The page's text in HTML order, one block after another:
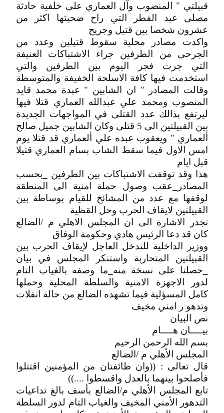
ﻗﺒﻴﻠﺘﻲ " ﺍﻟﻤﻨﺼﻮﺏ ﻭآل اﻟﻌﻤﺎﺭﻱ ﻋﻠﻰ ﺧﻠﻔﻴﺔ ﺣﺎﺩﺛﺔ
ﻣﺼﻠﻰ ﻋﻴﺪ ﺍﻟﻔﻄﺮ التي راح ضحيتها اكثر من
عشرون شخصا بين قتيل وجريح
ﻭﺍﻛﺪﺕ ﻣﺼﺎﺩﺭ ﻣﺤﻠﻴﺔ سقوط ﻗﺘﻴﻠﻴﻦ وعدد من
الجرحى من الطرفين ﺟﺮﺍﺀ ﺍﻻﺷﺘﺒﺎﻛﺎﺕ ﺍﻟﻌﻨﻴﻔﺔ
التي جرت فجر اليوم بين الطرفين والتي
ﺍﺳﺘﺨﺪﻣﺖ ﻓﻴﻬﺎ ﻛﺎﻓﺔ ﺍﻻﺳﻠﺤﺔ ﺍﻟﺨﻔﻴﻔﺔ ﻭﺍﻟﻤﺘﻮﺳﻄﺔ
ﻭﻗﺎﻟﺖ ﺍﻟﻤﺼﺎﺩﺭ " ﺍﻥ ﺍﻟﺸﺎﺑﻴﻦ " عبدة محمد قايد
المنصوب ومحمد علي عبدالله العماري قتلا فيها
ليرتفع بذالك عدد القتلى في المواجهات الجديدة
بين القبيلتين الى 5 قتلى وكان الشابين ﺟﻤﻴﻞ ﺻﺎﻟﺢ
ﺃﻟﻌﻤﺎﺭﻱ " ﻭﻳﻌﻘﻮﺏ ﻋﺒﺪﻩ ﻋﻠﻲ ﺃﻟﻌﻤﺎﺭﻱ قد قتلا يوم
امس الاول فيما سقط ﺍﻟﺸﺎﺏ ﺑﺴﺎﻡ ﺍﻟﻌﻤﺎﺭﻱ قتيلا
قبل ايام
هذا وقد توقفت الاشتباكات بين الطرفين _بحسب
المصادر_عقب وصول حملة امنية الى المنطقة
لوقفها مع عدد من المشائخ للقيام بوساطة بين
القبيلتين لايقاف الحرب وحل القظية
تجدر الاشارة الى ان المجلس الاهلي م /الضالع
كان قد دعا ﺍﻟﺮﺋﻴﺲ ﻫﺎﺩﻱ ﻭﺣﻜﻮﻣﺔ ﺍﻟﻮﻓﺎﻕ
ﻭﻭﺯﻳﺮ ﺍﻟﺪﺍﺧﻠﻴﺔ ﻟﻠﺘﺪﺧﻞ ﺍﻟﻌﺎﺟﻞ ﻹﻳﻘﺎﻑ ﺍﻟﺤﺮﺏ ﺑﻴﻦ
ﺍﻟﻘﺒﻴﻠﺘﻴﻦ ﺍﻟﻤﺘﺤﺎﺭﺑﺔ واستنكر المجلس في بيان
_حصلنا على نسخة منه_ما وصفه بالغياب التام
لدور الاجهزة الامنية والسلطة المحلية وحملها
كامل المسؤلية فيما تشهده الضالع من حالة انفلات
وتدهو ر امني مخيف
نص البيان
بيــــان هــــام
بسم الله الرحمن الرحيم
المجلس الأهلي م /الضالع
قال تعالى : ((وان طائفتان من المؤمنين اقتتلوا
فأصلحوا بينهما بالعدل واقسطوا ....))
تابع المجلس الأهلي م/الضالع بأسف بالغ تداعيات
التدهور الأمني المخيف والغياب التام لدور السلطة